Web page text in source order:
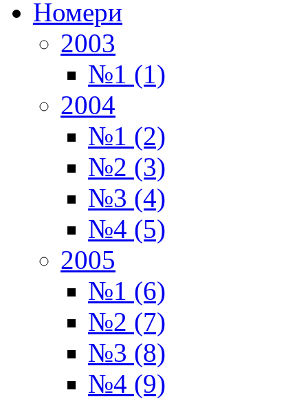
Номери
2003
№1 (1)
2004
№1 (2)
№2 (3)
№3 (4)
№4 (5)
2005
№1 (6)
№2 (7)
№3 (8)
№4 (9)